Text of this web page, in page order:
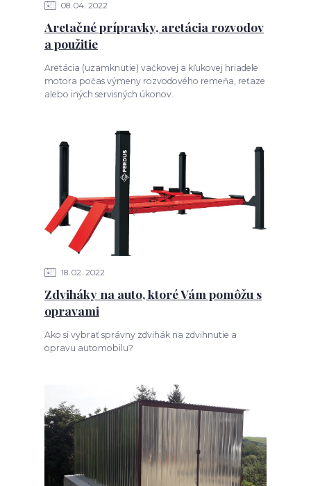
08 04 2022
Aretačné prípravky, aretácia rozvodov
a použitie
Aretácia (uzamknutie) vačkovej a kľukovej hriadele
motora počas výmeny rozvodového remeňa, reťaze
alebo iných servisných úkonov.
18 02 2022
Zdviháky na auto, ktoré Vám pomôžu s
opravami
Ako si vybrať správny zdvihák na zdvihnutie a
opravu automobilu?